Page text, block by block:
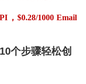
，$0.28/1000 Email
个步骤轻松创